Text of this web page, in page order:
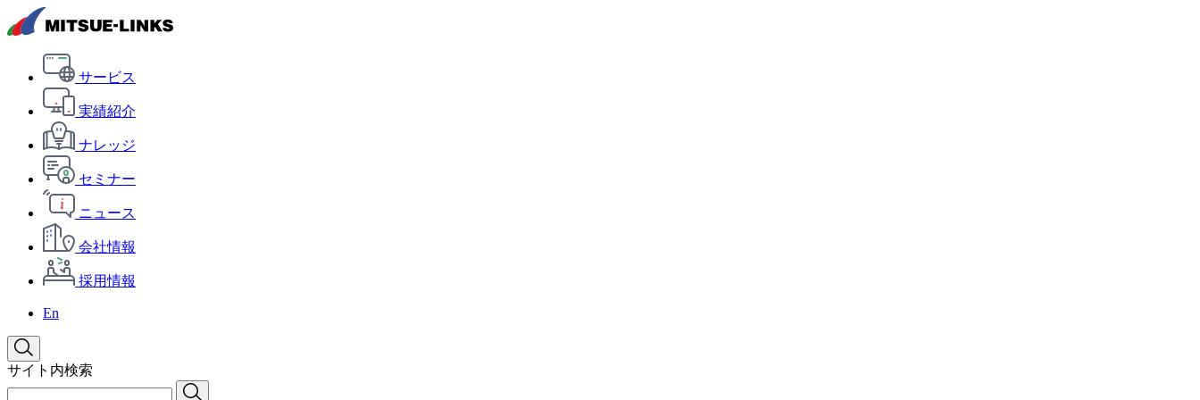
サービス
実績紹介
ナレッジ
セミナー
ニュース
会社情報
採用情報
En
サイト内検索